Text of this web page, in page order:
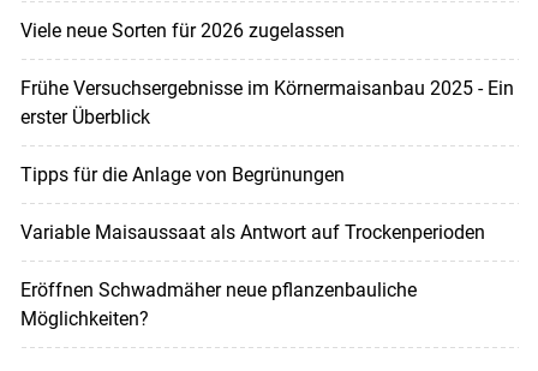
Viele neue Sorten für 2026 zugelassen
Frühe Versuchsergebnisse im Körnermaisanbau 2025 - Ein
erster Überblick
Tipps für die Anlage von Begrünungen
Variable Maisaussaat als Antwort auf Trockenperioden
Eröffnen Schwadmäher neue pflanzenbauliche
Möglichkeiten?